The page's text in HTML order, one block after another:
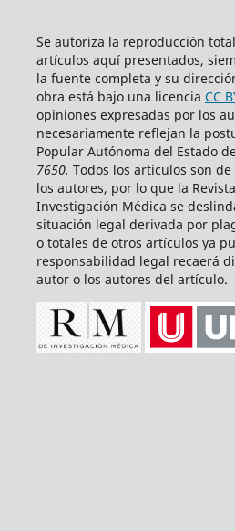
Se autoriza la reproducción
artículos aquí­ presentados,
la fuente completa y su
obra está bajo una licencia CC
opiniones expresadas por los
necesariamente reflejan la
Popular Autónoma del Estado
7650. Todos los artículos son
los autores, por lo que la
Investigación Médica se
situación legal derivada por
o totales de otros artículos ya
responsabilidad legal recaerá
autor o los autores del artículo.